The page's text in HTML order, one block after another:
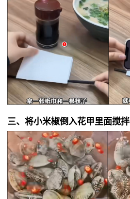
三、将小米椒倒入花甲里面搅拌